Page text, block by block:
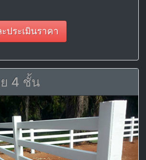
ประเมินราคา
4 ชั้น